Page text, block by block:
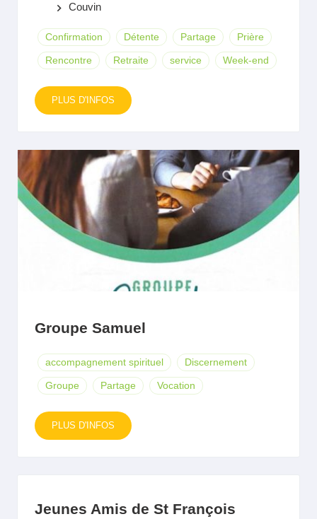
keyboard_arrow_right Couvin
Confirmation Détente Partage Prière
Rencontre Retraite service Week-end
PLUS D'INFOS
Groupe Samuel
accompagnement spirituel Discernement
Groupe Partage Vocation
PLUS D'INFOS
Jeunes Amis de St François